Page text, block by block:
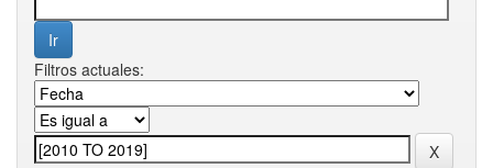
Filtros actuales: